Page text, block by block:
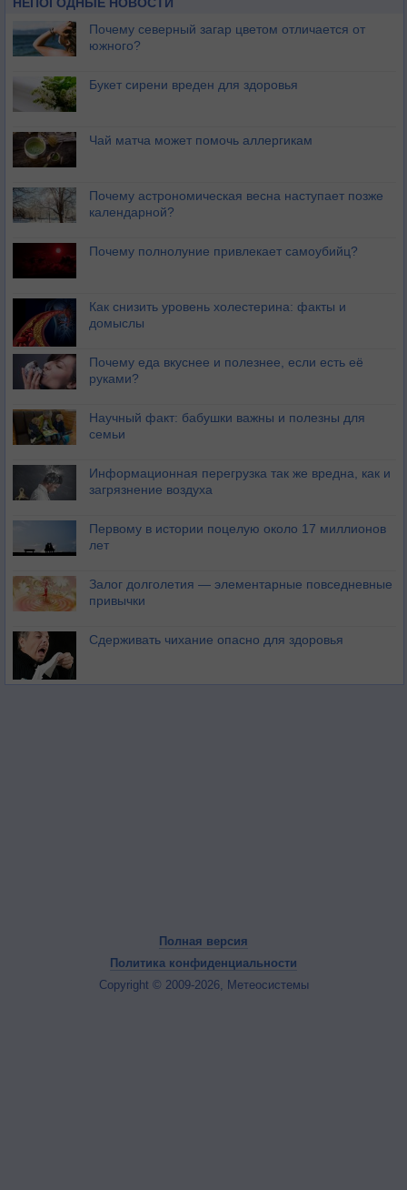
НЕПОГОДНЫЕ НОВОСТИ
Почему северный загар цветом отличается от
южного?
Букет сирени вреден для здоровья
Чай матча может помочь аллергикам
Почему астрономическая весна наступает позже
календарной?
Почему полнолуние привлекает самоубийц?
Как снизить уровень холестерина: факты и
домыслы
Почему еда вкуснее и полезнее, если есть её
руками?
Научный факт: бабушки важны и полезны для
семьи
Информационная перегрузка так же вредна, как и
загрязнение воздуха
Первому в истории поцелую около 17 миллионов
лет
Залог долголетия — элементарные повседневные
привычки
Сдерживать чихание опасно для здоровья
Полная версия
Политика конфиденциальности
Copyright © 2009-2026, Метеосистемы